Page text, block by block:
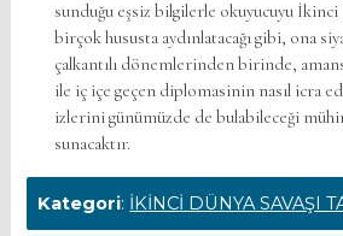
sunduğu eşsiz bilgilerle okuyucuyu İkinci
birçok hususta aydınlatacağı gibi, ona
çalkantılı dönemlerinden birinde,
ile iç içe geçen diplomasinin nasıl icra
izlerini günümüzde de bulabileceği
sunacaktır.
Kategori: İKİNCİ DÜNYA SAVAŞI